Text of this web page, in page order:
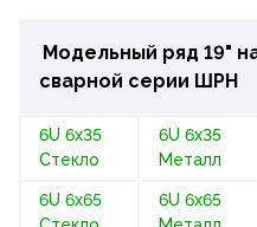
Модельный ряд 19"
сварной серии ШРН
6U 6x35
Стекло
6U 6x35
Металл
6U 6x65
6U 6x65